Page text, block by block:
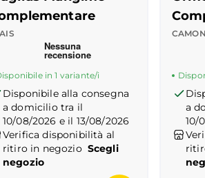
10176780-center
Truspilot del prodotto
in 1 variante/i
Disponibile alla consegna
a domicilio tra il
10/08/2026 e il 13/08/2026
Verifica disponibilità al
ritiro in negozio Scegli
negozio
CAMON
a
10/